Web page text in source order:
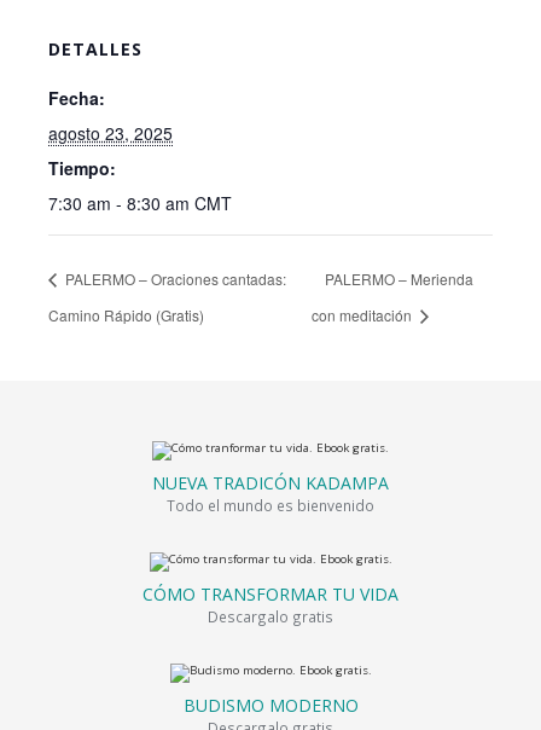
DETALLES
Fecha:
agosto 23, 2025
Tiempo:
7:30 am - 8:30 am CMT
PALERMO – Oraciones cantadas:
Camino Rápido (Gratis)
PALERMO – Merienda
con meditación
NUEVA TRADICÓN KADAMPA
Todo el mundo es bienvenido
CÓMO TRANSFORMAR TU VIDA
Descargalo gratis
BUDISMO MODERNO